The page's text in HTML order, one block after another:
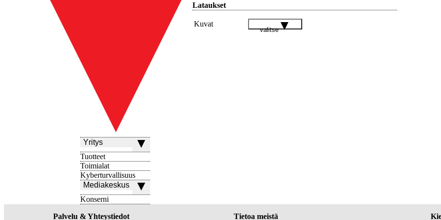
Yritys
Tuotteet
Toimialat
Kyberturvallisuus
Mediakeskus
Konserni
Lataukset
Kuvat
valitse
Palvelu & Yhteystiedot Tietoa meistä